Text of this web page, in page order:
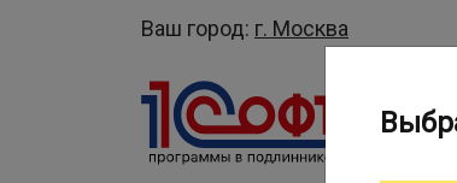
Ваш город: г. Москва